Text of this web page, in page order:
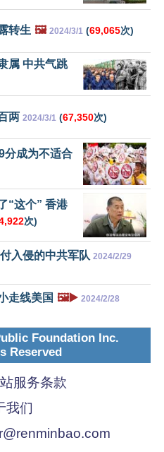
转生 🖼️ 2024/3/1 (69,065次)
属 中共气跳
两 2024/3/1 (67,350次)
分成为不适合
“这个” 香港
次)
入侵的中共军队 2024/2/29
走线美国 🖼️▶️ 2024/2/28
Foundation Inc.
Reserved
服务条款
我们